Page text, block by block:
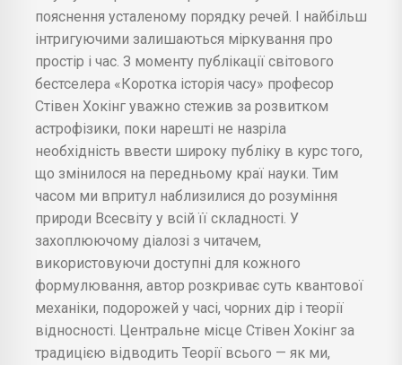
пояснення усталеному порядку речей. І найбільш
інтригуючими залишаються міркування про
простір і час. З моменту публікації світового
бестселера «Коротка історія часу» професор
Стівен Хокінг уважно стежив за розвитком
астрофізики, поки нарешті не назріла
необхідність ввести широку публіку в курс того,
що змінилося на передньому краї науки. Тим
часом ми впритул наблизилися до розуміння
природи Всесвіту у всій її складності. У
захоплюючому діалозі з читачем,
використовуючи доступні для кожного
формулювання, автор розкриває суть квантової
механіки, подорожей у часі, чорних дір і теорії
відносності. Центральне місце Стівен Хокінг за
традицією відводить Теорії всього — як ми,